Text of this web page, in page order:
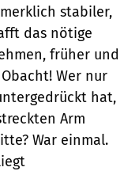
stabiler,
das nötige
früher und
Wer nur
hat,
Arm
War einmal.